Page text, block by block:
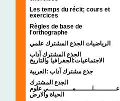
Les temps du récit; cours et
exercices
Règles de base de
l'orthographe
الرياضيات الجذع المشترك علمي
الجذع المشترك آداب
الاجتماعيات:الجغرافيا والتاريخ
جذع مشترك آداب :العربية
الجذع المشترك
عـــــــــــلــــــــمــــــــــــي علوم
الحياة والارض